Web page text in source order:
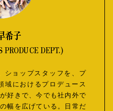
希子
DEPT.)
ショップスタッフを、プ
域におけるプロデュース
好きで、今でも社内外で
幅を広げている。日常だ